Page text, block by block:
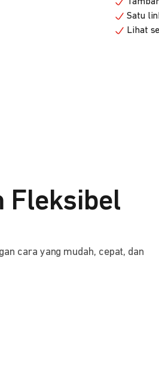
Satu
Lihat
Fleksibel
cara yang mudah, cepat, dan